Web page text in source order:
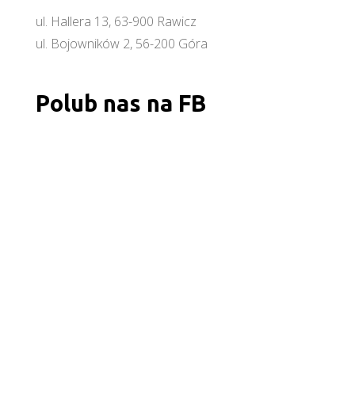
ul. Hallera 13, 63-900 Rawicz
ul. Bojowników 2, 56-200 Góra
Polub nas na FB